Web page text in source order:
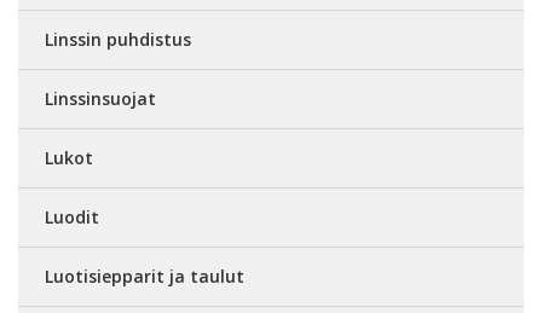
Linssin puhdistus
Linssinsuojat
Lukot
Luodit
Luotisiepparit ja taulut